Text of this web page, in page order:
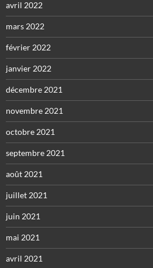
avril 2022
mars 2022
février 2022
janvier 2022
décembre 2021
novembre 2021
octobre 2021
septembre 2021
août 2021
juillet 2021
juin 2021
mai 2021
avril 2021